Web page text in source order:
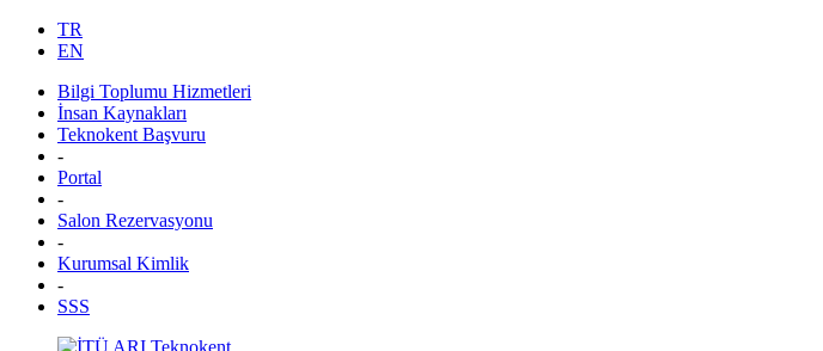
TR
EN
Bilgi Toplumu Hizmetleri
İnsan Kaynakları
Teknokent Başvuru
-
Portal
-
Salon Rezervasyonu
-
Kurumsal Kimlik
-
SSS